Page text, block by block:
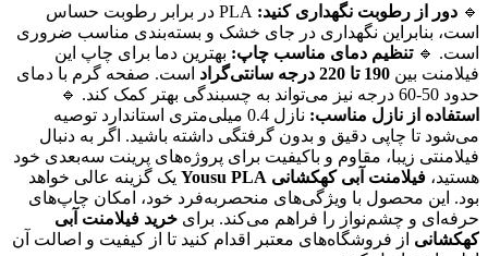
🔹 دور از رطوبت نگهداری کنید:
PLA در برابر رطوبت حساس
است، بنابراین نگهداری در جای خشک و بسته‌بندی مناسب ضروری
است. 🔹تنظیم دمای مناسب چاپ: بهترین دما برای چاپ این
فیلامنت بین 190 تا 220 درجه سانتی‌گراد
است. صفحه گرم با دمای
حدود 50-60 درجه نیز می‌تواند به چسبندگی بهتر کمک کند. 🔹
استفاده از نازل مناسب:
نازل 0.4 میلی‌متری استاندارد توصیه
می‌شود تا چاپی دقیق و بدون گرفتگی داشته باشید. اگر به دنبال
فیلامنتی زیبا، مقاوم و باکیفیت برای پروژه‌های پرینت سه‌بعدی خود
هستید، فیلامنت آبی کهکشانی Yousu PLA
یک گزینه عالی خواهد
بود. این محصول با ویژگی‌های منحصربه‌فرد خود، امکان چاپ‌های
حرفه‌ای و چشم‌نواز را فراهم می‌کند. برای خرید فیلامنت آبی
کهکشانی از فروشگاه‌های معتبر اقدام کنید تا از کیفیت و اصالت آن